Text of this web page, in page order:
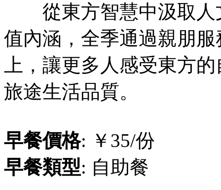
從東方智慧中汲取人
值內涵，全季通過親朋
上，讓更多人感受東方
旅途生活品質。
早餐價格: ￥35/份
早餐類型: 自助餐